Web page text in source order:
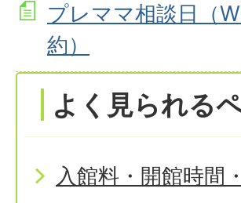
プレママ相談日（
約）
よく見られる
入館料・開館時間